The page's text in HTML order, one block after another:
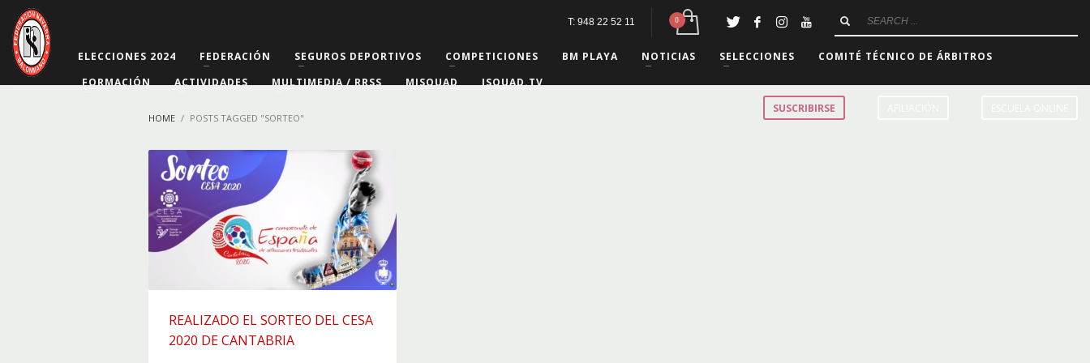
T: 948 22 52 11
ELECCIONES 2024 FEDERACIÓN SEGUROS DEPORTIVOS COMPETICIONES BM PLAYA NOTICIAS SELECCIONES
COMITÉ TÉCNICO DE ÁRBITROS
FORMACIÓN
ACTIVIDADES MULTIMEDIA / RRSS MISQUAD
ISQUAD.TV
SUSCRIBIRSE
HOME POSTS TAGGED "SORTEO"
REALIZADO EL SORTEO DEL CESA
2020 DE CANTABRIA